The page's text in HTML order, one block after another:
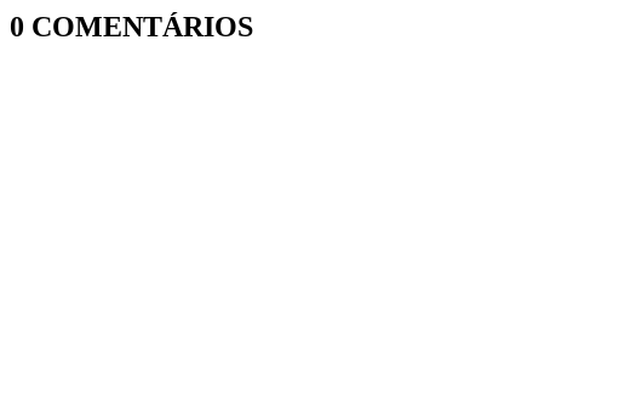
0 COMENTÁRIOS